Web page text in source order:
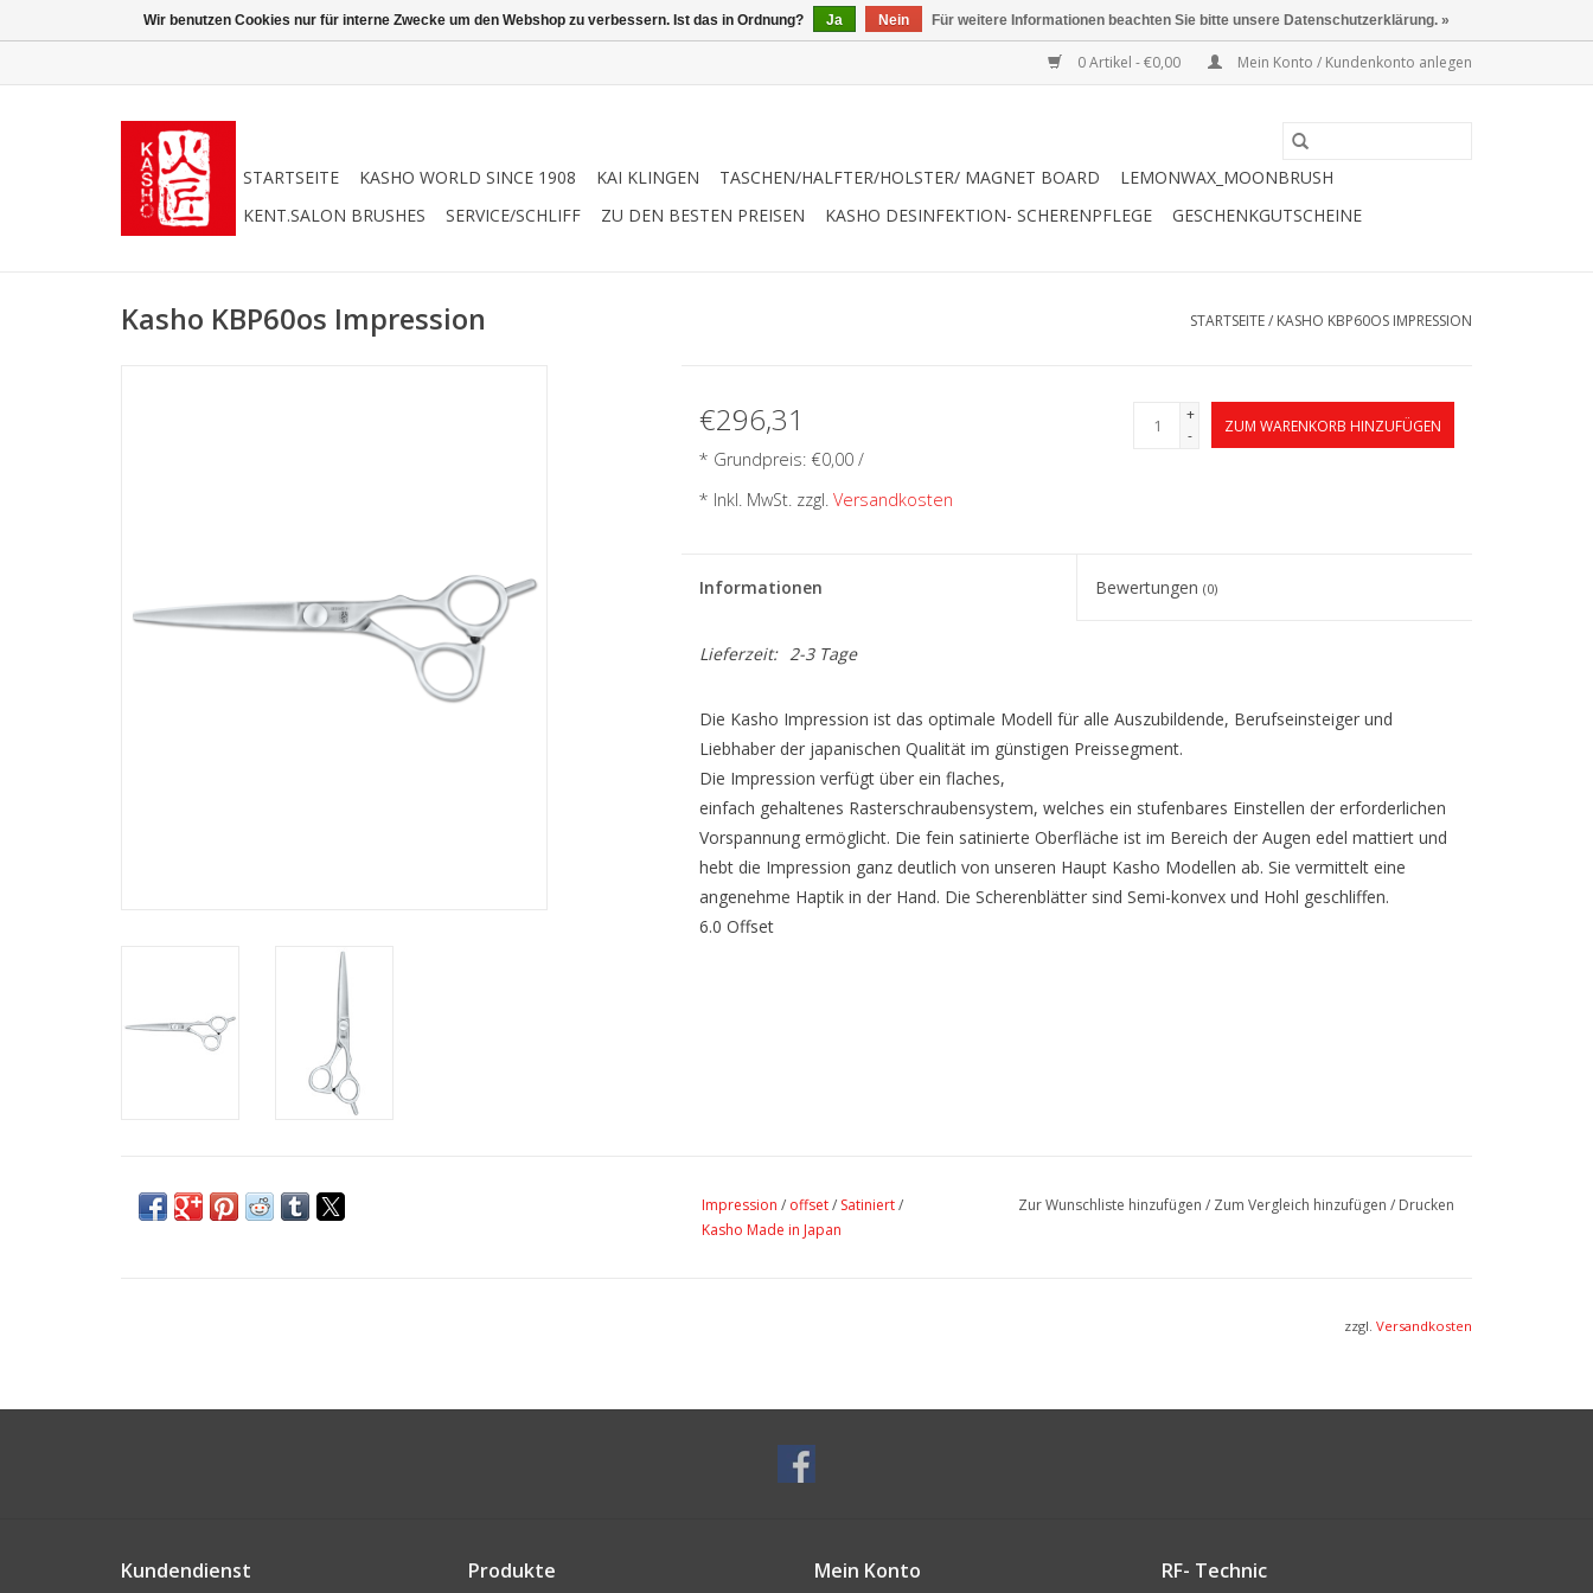
0 Artikel - €0,00 Mein Konto / Kundenkonto anlegen
STARTSEITE KASHO WORLD SINCE 1908 KAI KLINGEN TASCHEN/HALFTER/HOLSTER/ MAGNET BOARD
LEMONWAX_MOONBRUSH
KENT.SALON BRUSHES
SERVICE/SCHLIFF ZU DEN BESTEN PREISEN KASHO DESINFEKTION- SCHERENPFLEGE GESCHENKGUTSCHEINE
Kasho KBP60os Impression STARTSEITE/ KASHO KBP60OS IMPRESSION
€296,31
* Grundpreis: €0,00 /
* Inkl. MwSt. zzgl. Versandkosten
+
-
ZUM WARENKORB HINZUFÜGEN
Informationen Bewertungen(0)
Lieferzeit: 2-3 Tage
Die Kasho Impression ist das optimale Modell für alle Auszubildende, Berufseinsteiger und
Liebhaber der japanischen Qualität im günstigen Preissegment.
Die Impression verfügt über ein flaches,
einfach gehaltenes Rasterschraubensystem, welches ein stufenbares Einstellen der erforderlichen
Vorspannung ermöglicht. Die fein satinierte Oberfläche ist im Bereich der Augen edel mattiert und
hebt die Impression ganz deutlich von unseren Haupt Kasho Modellen ab. Sie vermittelt eine
angenehme Haptik in der Hand. Die Scherenblätter sind Semi-konvex und Hohl geschliffen.
6.0 Offset
Impression / offset/ Satiniert/
Kasho Made in Japan
Zur Wunschliste hinzufügen / Zum Vergleich hinzufügen / Drucken
zzgl. Versandkosten
Kundendienst Produkte Mein Konto RF- Technic
Wir benutzen Cookies nur für interne Zwecke um den Webshop zu verbessern. Ist das in Ordnung? Ja Nein Für weitere Informationen beachten Sie bitte unsere Datenschutzerklärung. »